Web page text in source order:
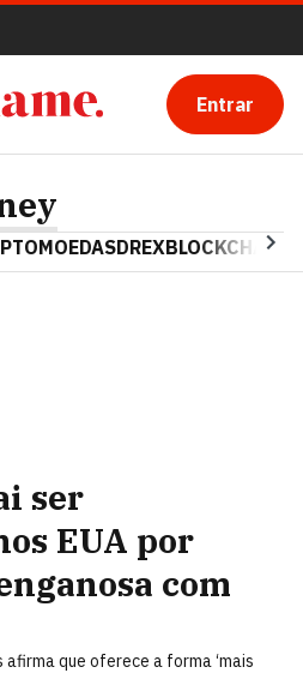
Entrar
DREXBLOCKCHAIN
ser
EUA por
com
que oferece a forma ‘mais